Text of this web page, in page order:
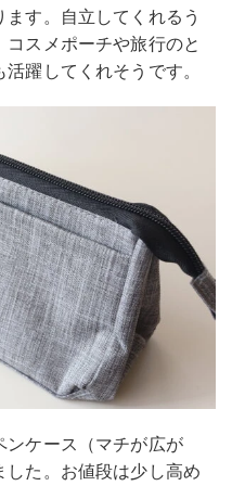
す。自立してくれるう
スメポーチや旅行のと
躍してくれそうです。
ンケース（マチが広が
した。お値段は少し高め